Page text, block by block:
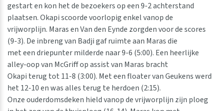
gestart en kon het de bezoekers op een 9-2 achterstand
plaatsen. Okapi scoorde voorlopig enkel vanop de
vrijworplijn. Maras en Van den Eynde zorgden voor de scores
(9-3). De inbreng van Badji gaf ruimte aan Maras die
met een driepunter milderde naar 9-6 (5:00). Een heerlijke
alley-oop van McGriff op assist van Maras bracht
Okapi terug tot 11-8 (3:00). Met een floater van Geukens werd
het 12-10 en was alles terug te herdoen (2:15).
Onze ouderdomsdeken hield vanop de vrijworplijn zijn ploeg